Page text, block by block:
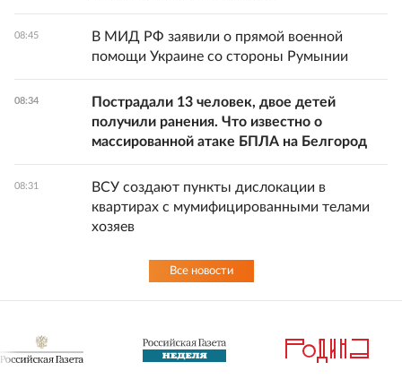
08:45
В МИД РФ заявили о прямой военной
помощи Украине со стороны Румынии
08:34
Пострадали 13 человек, двое детей
получили ранения. Что известно о
массированной атаке БПЛА на Белгород
08:31
ВСУ создают пункты дислокации в
квартирах с мумифицированными телами
хозяев
Все новости